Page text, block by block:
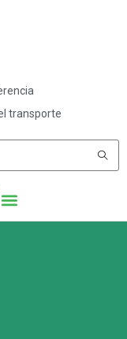
transporte